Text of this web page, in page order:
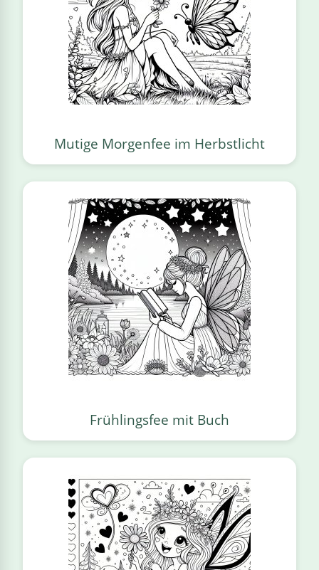
Mutige Morgenfee im Herbstlicht
Frühlingsfee mit Buch